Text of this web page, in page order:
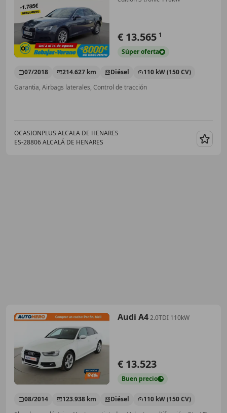
€ 13.565 1
Súperoferta
07/2018 214.627 km Diésel
110 kW (150 CV)
Garantia, Airbags laterales, Control de tracción
OCASIONPLUS ALCALA DE HENARES
ES-28806 ALCALÁ DE HENARES
Audi A42.0TDI 110kW
€ 13.523
Buen precio
08/2014 123.938 km Diésel
110 kW (150 CV)